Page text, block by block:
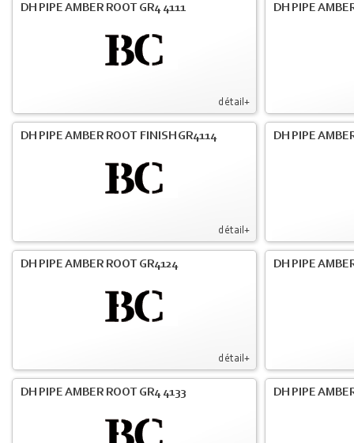
détail+
DH PIPE AMBER ROOT GR4 4111 DH PIPE
détail+
DH PIPE AMBER ROOT FINISH GR4114 DH PIPE
détail+
DH PIPE AMBER ROOT GR4124 DH PIPE
DH PIPE AMBER ROOT GR4 4133 DH PIPE